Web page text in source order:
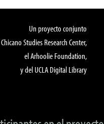
Un proyecto conjunto
Studies Research Center,
el Arhoolie Foundation,
y del UCLA Digital Library